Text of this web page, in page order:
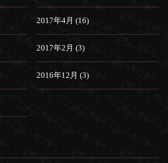
2017年4月 (16)
2017年2月 (3)
2016年12月 (3)